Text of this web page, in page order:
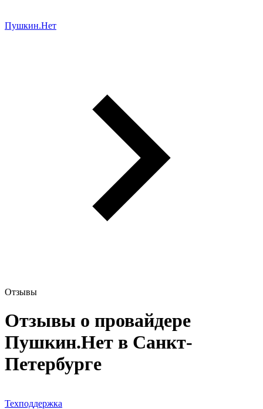
Пушкин.Нет
Отзывы
Отзывы о провайдере
Пушкин.Нет в Санкт-
Петербурге
Техподдержка